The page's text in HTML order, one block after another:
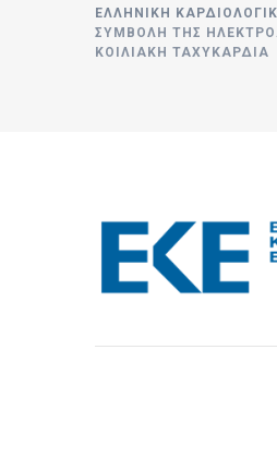
ΕΛΛΗΝΙΚΉ
ΣΥΜΒΟΛΉ ΤΗΣ
ΚΟΙΛΙΑΚΉ ΤΑΧΥΚΑΡΔΊΑ